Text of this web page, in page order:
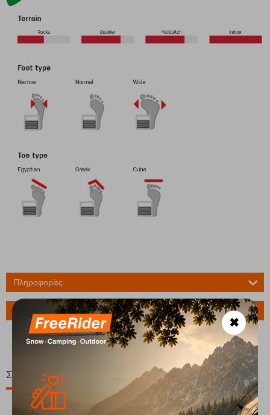
Πληροφορίες
Ερώτηση για το προϊόν
Σχετικά Προϊόντα
✖